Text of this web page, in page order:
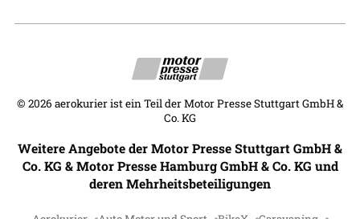
© 2026 aerokurier ist ein Teil der Motor Presse Stuttgart GmbH &
Co. KG
Weitere Angebote der Motor Presse Stuttgart GmbH &
Co. KG & Motor Presse Hamburg GmbH & Co. KG und
deren Mehrheitsbeteiligungen